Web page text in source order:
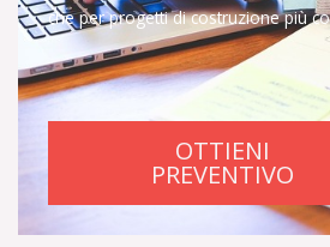
che per progetti di costruzione più
OTTIENI
PREVENTIVO